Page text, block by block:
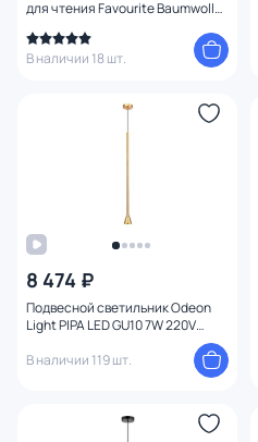
для чтения Favourite Baumwolle
В наличии 18 шт.
8 474 ₽
Подвесной светильник Odeon
Light PIPA LED GU10 7W 220V
В наличии 119 шт.